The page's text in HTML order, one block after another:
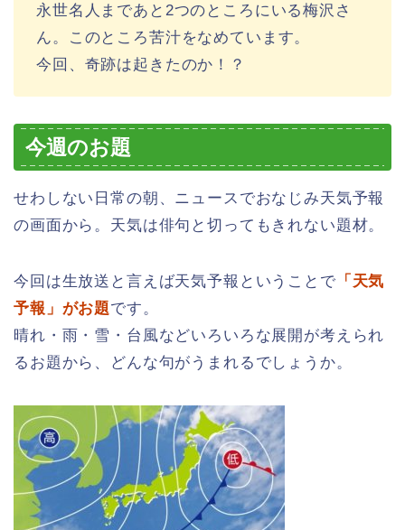
永世名人まであと2つのところにいる梅沢さ
ん。このところ苦汁をなめています。
今回、奇跡は起きたのか！？
今週のお題
せわしない日常の朝、ニュースでおなじみ天気予報
の画面から。天気は俳句と切ってもきれない題材。
今回は生放送と言えば天気予報ということで 「天気
予報」がお題です。
晴れ・雨・雪・台風などいろいろな展開が考えられ
るお題から、どんな句がうまれるでしょうか。